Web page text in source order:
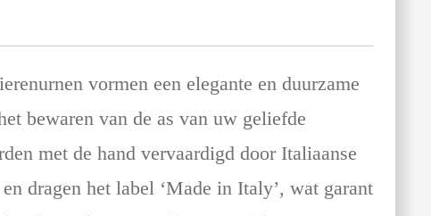
vormen een elegante en duurzame
bewaren van de as van uw geliefde
met de hand vervaardigd door Italiaanse
dragen het label ‘Made in Italy’, wat garant